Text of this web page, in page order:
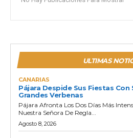
ULTIMAS
CANARIAS
Pájara Despide Sus Fiestas Con
Grandes Verbenas
Pájara Afronta Los Dos Días Más
Nuestra Señora De Regla...
Agosto 8, 2026